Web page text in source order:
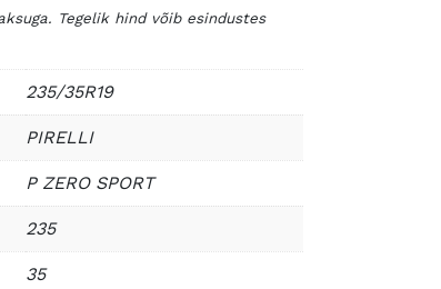
Tegelik hind võib esindustes
235/35R19
PIRELLI
P ZERO SPORT
235
35